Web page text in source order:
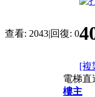
查看: 2043|回復: 0
[複
電梯直
樓主